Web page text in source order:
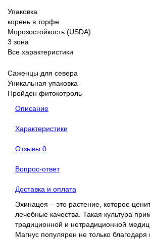
Упаковка
корень в торфе
Морозостойкость (USDA)
3 зона
Все характеристики
Саженцы для севера
Уникальная упаковка
Пройден фитокотроль
Описание
Характеристики
Отзывы 0
Вопрос-ответ
Доставка и оплата
Эхинацея – это растение, которое
лечебные качества. Такая культура
традиционной и нетрадиционной
Магнус популярен не только